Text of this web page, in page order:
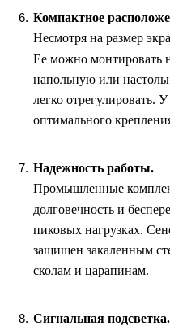
Компактное
Несмотря на размер
Ее можно монтировать
напольную или
легко отрегулировать.
оптимального
Надежность работы.
Промышленные
долговечность и
пиковых нагрузках.
защищен закаленным
сколам и царапинам.
Сигнальная подсветка.